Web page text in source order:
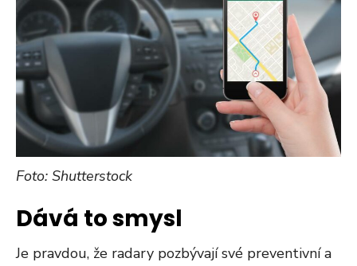
Foto: Shutterstock
Dává to smysl
Je pravdou, že radary pozbývají své preventivní a